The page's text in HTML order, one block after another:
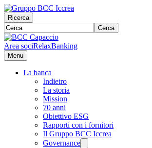
Ricerca
Cerca
Area sociRelaxBanking
Menu
La banca
Indietro
La storia
Mission
70 anni
Obiettivo ESG
Rapporti con i fornitori
Il Gruppo BCC Iccrea
Governance